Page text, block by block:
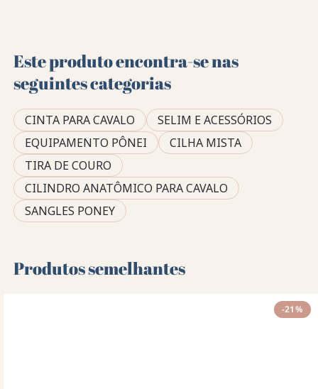
Este produto encontra-se nas
seguintes categorias
CINTA PARA CAVALO
SELIM E ACESSÓRIOS
EQUIPAMENTO PÔNEI
CILHA MISTA
TIRA DE COURO
CILINDRO ANATÔMICO PARA CAVALO
SANGLES PONEY
Produtos semelhantes
-21%